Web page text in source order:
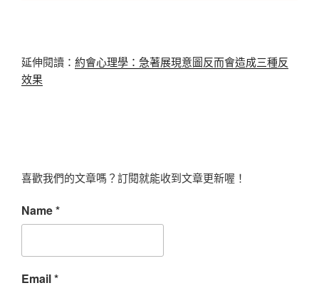
延伸閱讀： 約會心理學：急著展現意圖反而會造成三種反
效果
喜歡我們的文章嗎？訂閱就能收到文章更新喔！
Name*
Email*